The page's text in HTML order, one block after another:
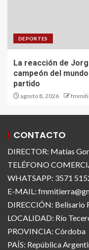
DEPORTES
La reacción de
campeón del
partido
agosto 8, 2026
CONTACTO
DIRECTOR: Matías
TELÉFONO
WHATSAPP: 3571
E-MAIL:
DIRECCIÓN: Belisario
LOCALIDAD: Río
PROVINCIA: Córdoba
PAÍS: República